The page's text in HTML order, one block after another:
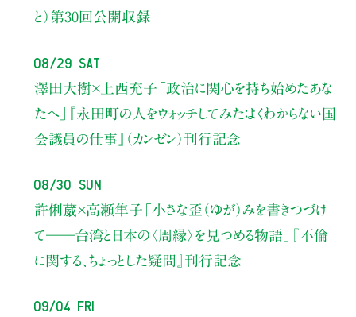
と） 第30回公開収録
08/29 Sat
澤田大樹×上西充子 「政治に関心を持ち始めたあな
たへ」
『永田町の人をウォッチしてみた：よくわからない国
会議員の仕事』（カンゼン）刊行記念
08/30 Sun
許俐葳×高瀬隼子 「小さな歪（ゆが）みを書きつづけ
て――台湾と日本の〈周縁〉を見つめる物語」
『不倫
に関する、ちょっとした疑問』刊行記念
09/04 Fri